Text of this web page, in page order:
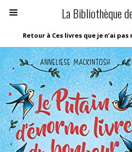
La Bibliothèque
Retour à Ces livres que je n’ai